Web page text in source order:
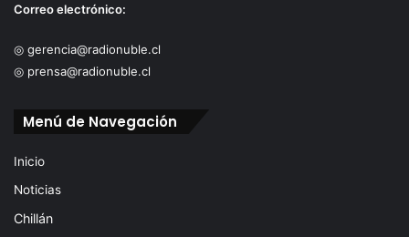
Correo electrónico:
◎ gerencia@radionuble.cl
◎ prensa@radionuble.cl
Menú de Navegación
Inicio
Noticias
Chillán